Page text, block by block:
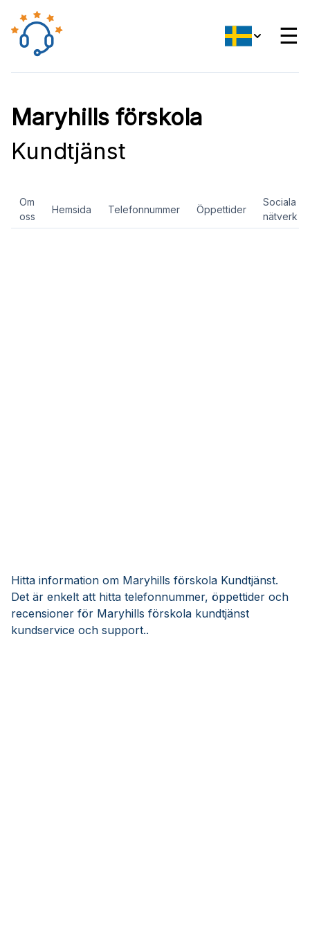
☰
Maryhills förskola
Kundtjänst
Om
oss
Hemsida Telefonnummer Öppettider
Sociala
nätverk
Hitta information om Maryhills förskola Kundtjänst.
Det är enkelt att hitta telefonnummer, öppettider och
recensioner för Maryhills förskola kundtjänst
kundservice och support..